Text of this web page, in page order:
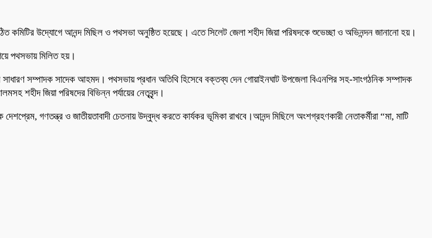
কমিটির উদ্যোগে আনন্দ মিছিল ও পথসভা অনুষ্ঠিত হয়েছে। এতে সিলেট জেলা শহীদ জিয়া পরিষদকে শুভেচ্ছা ও অভিনন্দন জানানো হয়।
পথসভায় মিলিত হয়।
সম্পাদক সাদেক আহমদ। পথসভায় প্রধান অতিথি হিসেবে বক্তব্য দেন গোয়াইনঘাট উপজেলা বিএনপির সহ-সাংগঠনিক সম্পাদক
শহীদ জিয়া পরিষদের বিভিন্ন পর্যায়ের নেতৃবৃন্দ।
গণতন্ত্র ও জাতীয়তাবাদী চেতনায় উদ্বুদ্ধ করতে কার্যকর ভূমিকা রাখবে।আনন্দ মিছিলে অংশগ্রহণকারী নেতাকর্মীরা “মা, মাটি